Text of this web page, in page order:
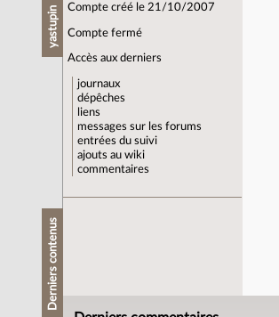
yastupin Compte créé le 21/10/2007
Compte fermé
Accès aux derniers
journaux
dépêches
liens
messages sur les forums
entrées du suivi
ajouts au wiki
commentaires
Derniers contenus